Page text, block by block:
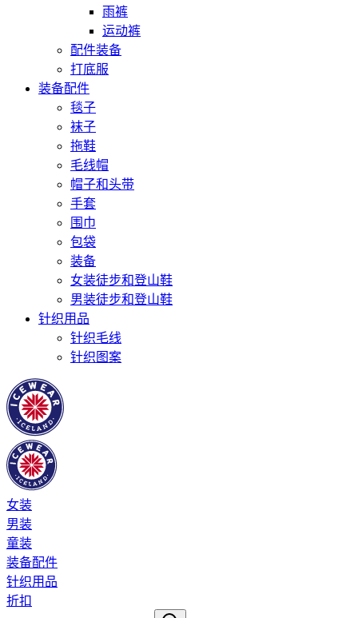
雨裤
运动裤
配件装备
打底服
装备配件
毯子
袜子
拖鞋
毛线帽
帽子和头带
手套
围巾
包袋
装备
女装徒步和登山鞋
男装徒步和登山鞋
针织用品
针织毛线
针织图案
女装
男装
童装
装备配件
针织用品
折扣